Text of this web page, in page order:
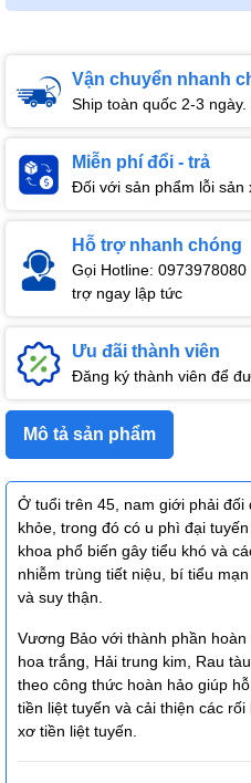
Vận chuyển nhanh
Ship toàn quốc 2-3
Miễn phí đổi - trả
Đối với sản phẩm lỗi sản
Hỗ trợ nhanh chóng
Gọi Hotline:
trợ ngay lập tức
Ưu đãi thành viên
Đăng ký thành viên để
Mô tả sản phẩm
Ở tuổi trên 45, nam giới phải
khỏe, trong đó có u phì đại
khoa phổ biến gây tiểu khó và
nhiễm trùng tiết niệu, bí tiểu
và suy thận.
Vương Bảo với thành phần
hoa trắng, Hải trung kim, Rau
theo công thức hoàn hảo giúp
tiền liệt tuyến và cải thiện các
xơ tiền liệt tuyến.